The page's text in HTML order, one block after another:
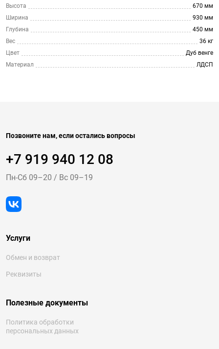
Высота
670 мм
Ширина
930 мм
Глубина
450 мм
Вес
36 кг
Цвет
Дуб венге
Материал
ЛДСП
Услуги
Обмен и возврат
Реквизиты
Полезные документы
Политика обработки
персональных данных
Позвоните нам, если остались вопросы
+7 919 940 12 08
Пн-Cб 09–20 / Вс 09–19